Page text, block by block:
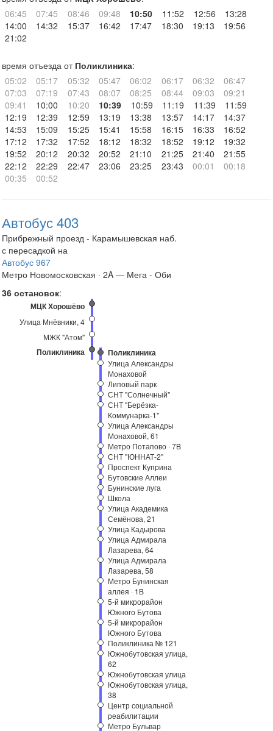
06:45
07:45 08:46 09:48 10:50 11:52 12:56
13:28
14:00
14:32 15:37 16:42 17:47 18:30 19:13
19:56
21:02
время отъезда от Поликлиника:
05:02
05:17 05:32 05:47 06:02 06:17 06:32
06:47
07:03
07:19 07:43 08:07 08:25 08:44 09:03
09:21
09:41
10:00 10:20 10:39 10:59 11:19 11:39
11:59
12:19
12:39 12:59 13:19 13:38 13:57 14:17
14:37
14:53
15:09 15:25 15:41 15:58 16:15 16:33
16:52
17:12
17:32 17:52 18:12 18:32 18:52 19:12
19:32
19:52
20:12 20:32 20:52 21:10 21:25 21:40
21:55
22:12
22:29 22:47 23:06 23:25 23:43 00:01
00:18
00:35
00:52
Автобус 403
Прибрежный проезд - Карамышевская наб.
с пересадкой на
Автобус 967
Метро Новомосковская · 2A — Мега - Оби
36 остановок:
МЦК Хорошёво
Улица Мнёвники, 4
МЖК "Атом"
Поликлиника Поликлиника
Улица Александры
Монаховой
Липовый парк
СНТ "Солнечный"
СНТ "Берёзка-
Коммунарка-1"
Улица Александры
Монаховой, 61
Метро Потапово · 7B
СНТ "ЮННАТ-2"
Проспект Куприна
Бутовские Аллеи
Бунинские луга
Школа
Улица Академика
Семёнова, 21
Улица Кадырова
Улица Адмирала
Лазарева, 64
Улица Адмирала
Лазарева, 58
Метро Бунинская
аллея · 1B
5-й микрорайон
Южного Бутова
5-й микрорайон
Южного Бутова
Поликлиника № 121
Южнобутовская улица,
62
Южнобутовская улица
Южнобутовская улица,
38
Центр социальной
реабилитации
Метро Бульвар